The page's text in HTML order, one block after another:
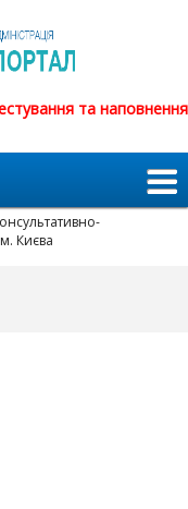
та наповнення
Києва